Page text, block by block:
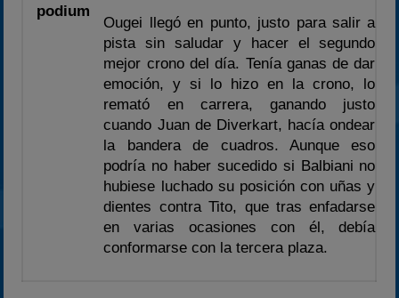
Preguntas Frecuentes
podium
Ougei llegó en punto, justo para salir a
pista sin saludar y hacer el segundo
mejor crono del día. Tenía ganas de dar
emoción, y si lo hizo en la crono, lo
remató en carrera, ganando justo
cuando Juan de Diverkart, hacía ondear
la bandera de cuadros. Aunque eso
podría no haber sucedido si Balbiani no
hubiese luchado su posición con uñas y
dientes contra Tito, que tras enfadarse
en varias ocasiones con él, debía
conformarse con la tercera plaza.